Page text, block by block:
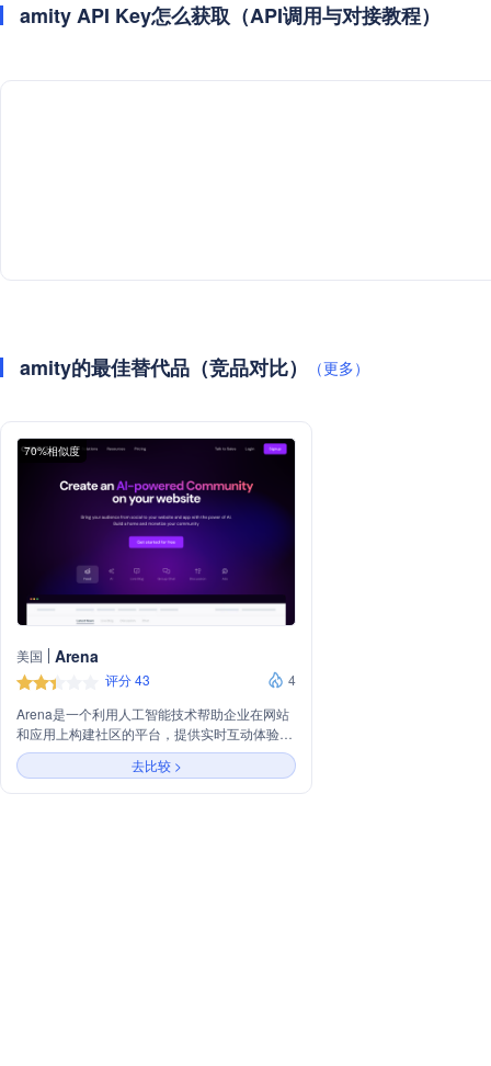
amity API Key怎么获取（API调用与对接教程）
amity的最佳替代品（竞品对比） （更多）
70%相似度
美国 Arena
评分 43
4
Arena是一个利用人工智能技术帮助企业在网站
和应用上构建社区的平台，提供实时互动体验，
增强用户参与度。主要功能包括内容流、AI、直
播博客、群聊和讨论等，支持广告投放和个性化
购物体验，适用于出版、体育娱乐、品牌电商等
去比较 >